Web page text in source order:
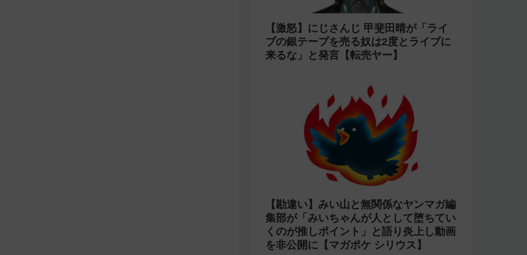
【激怒】にじさんじ 甲斐田晴が「ライ
ブの銀テープを売る奴は2度とライブに
来るな」と発言【転売ヤー】
【勘違い】みい山と無関係なヤンマガ編
集部が「みいちゃんが人として堕ちてい
くのが推しポイント」と語り炎上し動画
を非公開に【マガポケ シリウス】